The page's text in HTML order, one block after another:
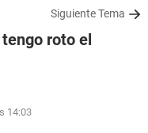
Siguiente Tema
roto el
14:03